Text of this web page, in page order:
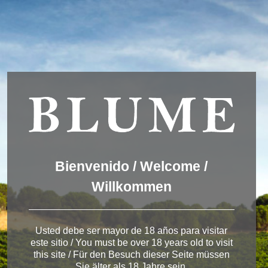
DEUTSCH
ESPAÑOL
< Winery in Ribera del Duero
Wir verwenden Cookies, um dir die bestmögliche Erfahrung auf
unserer Website zu bieten.
You can find out more about which cookies we are using or
Bienvenido / Welcome /
Willkommen
Usted debe ser mayor de 18 años para visitar
este sitio / You must be over 18 years old to visit
this site / Für den Besuch dieser Seite müssen